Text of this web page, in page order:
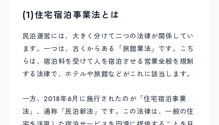
(1)住宅宿泊事業法とは
民泊運営には、大きく分けて二つの法律が関係してい
ます。一つは、古くからある「旅館業法」です。こち
らは、宿泊料を受けて人を宿泊させる営業全般を規制
する法律で、ホテルや旅館などがこれに該当します。
一方、2018年6月に施行されたのが「住宅宿泊事業
法」、通称「民泊新法」です。この法律は、一般の住